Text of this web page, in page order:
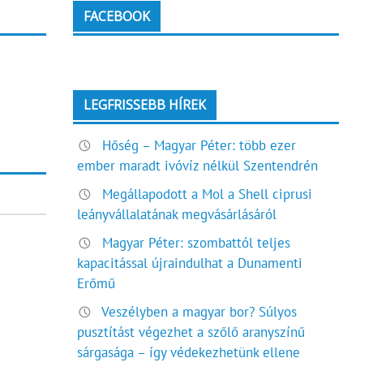
FACEBOOK
LEGFRISSEBB HÍREK
Hőség – Magyar Péter: több ezer
ember maradt ivóvíz nélkül Szentendrén
Megállapodott a Mol a Shell ciprusi
leányvállalatának megvásárlásáról
Magyar Péter: szombattól teljes
kapacitással újraindulhat a Dunamenti
Erőmű
Veszélyben a magyar bor? Súlyos
pusztítást végezhet a szőlő aranyszínű
sárgasága – így védekezhetünk ellene